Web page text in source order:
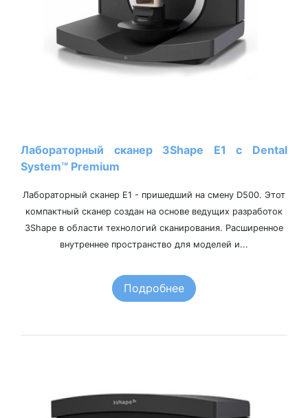
Лабораторный сканер 3Shape Е1 c Dental
System™ Premium
Лабораторный сканер Е1 - пришедший на смену D500. Этот
компактный сканер создан на основе ведущих разработок
3Shape в области технологий сканирования. Расширенное
внутреннее пространство для моделей и...
Подробнее